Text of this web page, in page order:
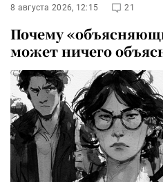
8 августа 2026, 12:15 21
Почему
может ничего